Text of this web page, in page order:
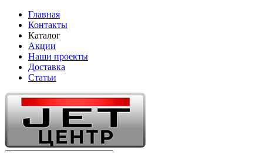
Главная
Контакты
Каталог
Акции
Наши проекты
Доставка
Статьи